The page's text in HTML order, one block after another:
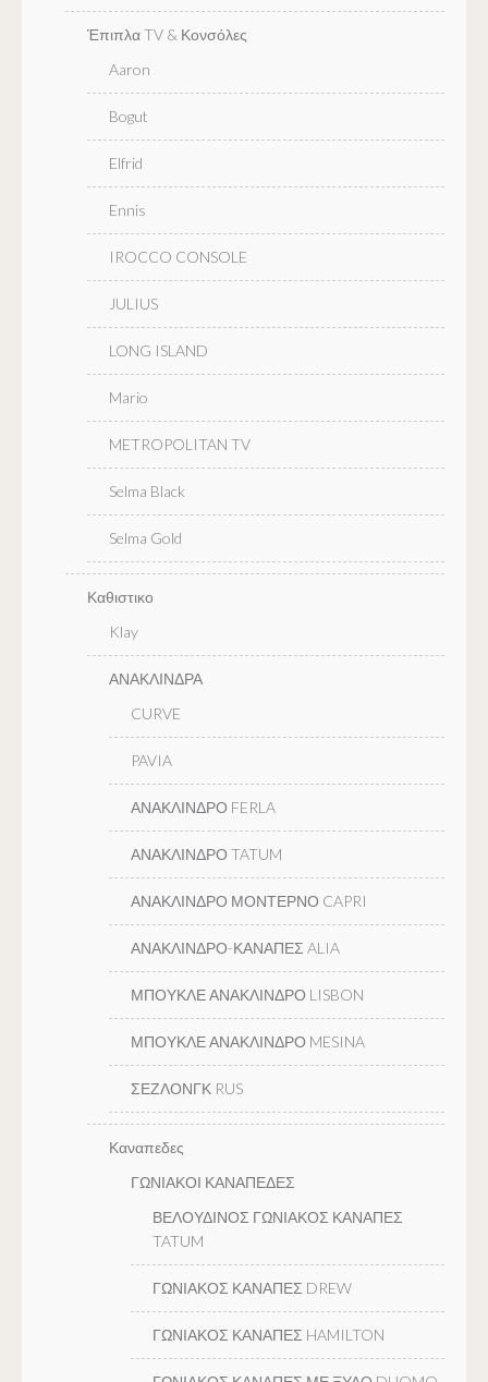
Έπιπλα TV & Κονσόλες
Aaron
Bogut
Elfrid
Ennis
IROCCO CONSOLE
JULIUS
LONG ISLAND
Mario
METROPOLITAN TV
Selma Black
Selma Gold
Καθιστικο
Klay
ΑΝΑΚΛΙΝΔΡΑ
CURVE
PAVIA
ΑΝΑΚΛΙΝΔΡΟ FERLA
ΑΝΑΚΛΙΝΔΡΟ TATUM
ΑΝΑΚΛΙΝΔΡΟ ΜΟΝΤΕΡΝΟ CAPRI
ΑΝΑΚΛΙΝΔΡΟ-ΚΑΝΑΠΕΣ ALIA
ΜΠΟΥΚΛΕ ΑΝΑΚΛΙΝΔΡΟ LISBON
ΜΠΟΥΚΛΕ ΑΝΑΚΛΙΝΔΡΟ MESINA
ΣΕΖΛΟΝΓΚ RUS
Καναπεδες
ΓΩΝΙΑΚΟΙ ΚΑΝΑΠΕΔΕΣ
ΒΕΛΟΥΔΙΝΟΣ ΓΩΝΙΑΚΟΣ ΚΑΝΑΠΕΣ
TATUM
ΓΩΝΙΑΚΟΣ ΚΑΝΑΠΕΣ DREW
ΓΩΝΙΑΚΟΣ ΚΑΝΑΠΕΣ HAMILTON